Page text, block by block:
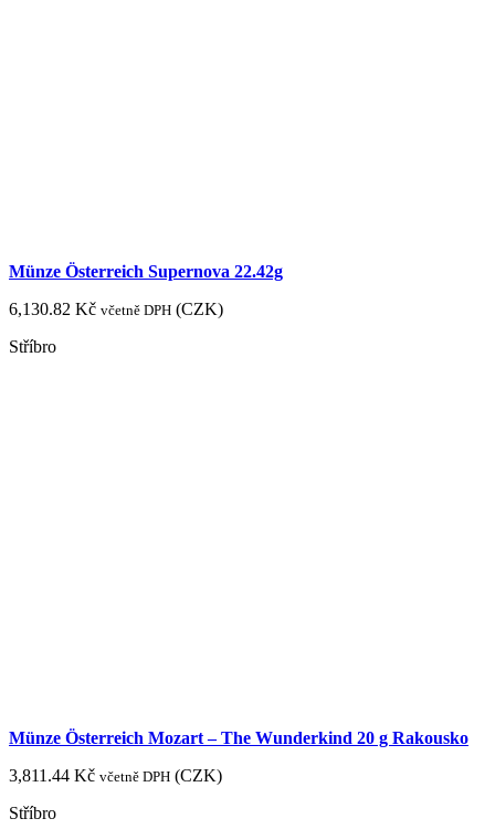
Münze Österreich Supernova 22.42g
6,130.82 Kč včetně DPH (CZK)
Stříbro
Münze Österreich Mozart – The Wunderkind 20 g Rakousko
3,811.44 Kč včetně DPH (CZK)
Stříbro